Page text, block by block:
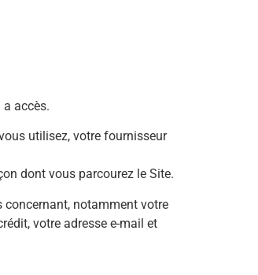
accès.
utilisez, votre fournisseur
dont vous parcourez le Site.
concernant, notamment votre
votre adresse e-mail et